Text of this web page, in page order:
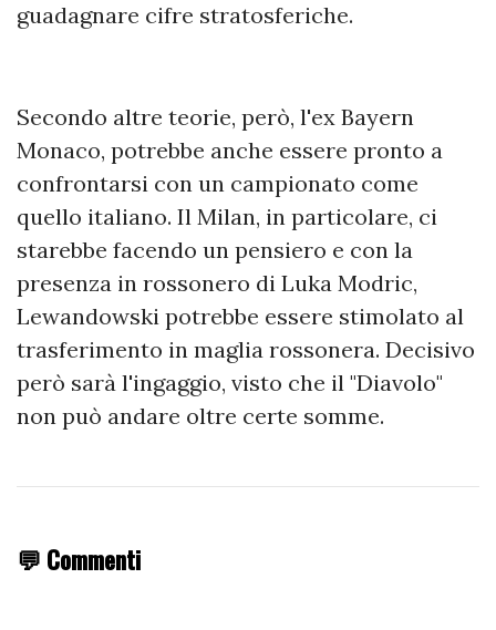
guadagnare cifre stratosferiche.
Secondo altre teorie, però, l'ex Bayern
Monaco, potrebbe anche essere pronto a
confrontarsi con un campionato come
quello italiano. Il Milan, in particolare, ci
starebbe facendo un pensiero e con la
presenza in rossonero di Luka Modric,
Lewandowski potrebbe essere stimolato al
trasferimento in maglia rossonera. Decisivo
però sarà l'ingaggio, visto che il "Diavolo"
non può andare oltre certe somme.
💬 Commenti